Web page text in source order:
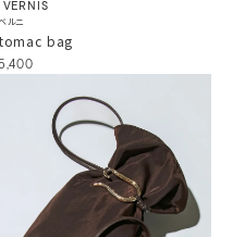
VERNIS
ルニ
bag